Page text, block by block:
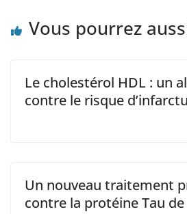
Vous pourrez
Le cholestérol HDL : un
contre le risque
Un nouveau traitement
contre la protéine Tau